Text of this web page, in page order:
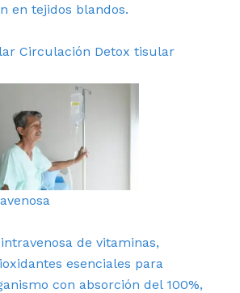
en tejidos blandos.
Circulación Detox tisular
de vitaminas,
esenciales para
con absorción del 100%,